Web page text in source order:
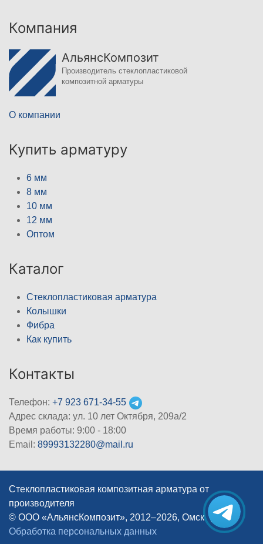
Компания
АльянсКомпозит
Производитель стеклопластиковой
композитной арматуры
О компании
Купить арматуру
6 мм
8 мм
10 мм
12 мм
Оптом
Каталог
Стеклопластиковая арматура
Колышки
Фибра
Как купить
Контакты
Телефон: +7 923 671-34-55
Адрес склада: ул. 10 лет Октября, 209а/2
Время работы: 9:00 - 18:00
Email: 89993132280@mail.ru
Стеклопластиковая композитная арматура от
производителя
© ООО «АльянсКомпозит», 2012–2026, Омск |
Обработка персональных данных